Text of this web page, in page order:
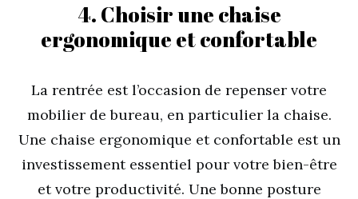
4. Choisir une chaise
ergonomique et confortable
La rentrée est l’occasion de repenser votre
mobilier de bureau, en particulier la chaise.
Une chaise ergonomique et confortable est un
investissement essentiel pour votre bien-être
et votre productivité. Une bonne posture